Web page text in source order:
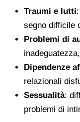
Traumi e lutti
segno difficile
Problemi di
Dipendenze
relazionali
Sessualità:
problemi di